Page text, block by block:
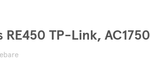
TP-Link, AC1750